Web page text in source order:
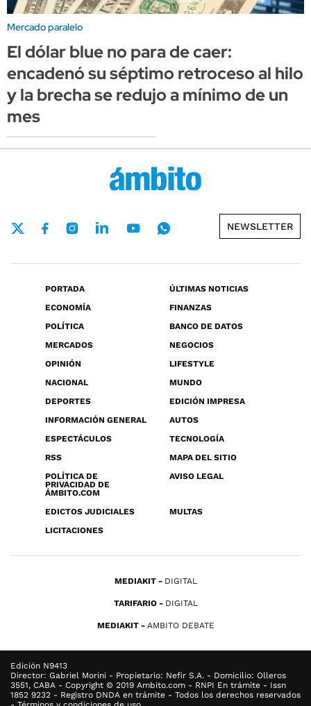
Mercado paralelo
El dólar blue no para de caer:
encadenó su séptimo retroceso al hilo
y la brecha se redujo a mínimo de un
mes
NEWSLETTER
PORTADA
ÚLTIMAS NOTICIAS
ECONOMÍA
FINANZAS
POLÍTICA
BANCO DE DATOS
MERCADOS
NEGOCIOS
OPINIÓN
LIFESTYLE
NACIONAL
MUNDO
DEPORTES
EDICIÓN IMPRESA
INFORMACIÓN GENERAL
AUTOS
ESPECTÁCULOS
TECNOLOGÍA
RSS
MAPA DEL SITIO
POLÍTICA DE
PRIVACIDAD DE
ÁMBITO.COM
AVISO LEGAL
EDICTOS JUDICIALES
MULTAS
LICITACIONES
MEDIAKIT DIGITAL
TARIFARIO DIGITAL
MEDIAKIT AMBITO DEBATE
Edición N9413
Director: Gabriel Morini - Propietario: Nefir S.A. - Domicilio: Olleros
3551, CABA - Copyright © 2019 Ambito.com - RNPI En trámite - Issn
1852 9232 - Registro DNDA en trámite - Todos los derechos reservados